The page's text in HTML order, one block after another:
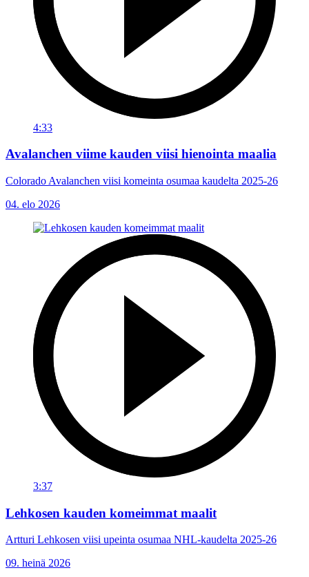
4:33
Avalanchen viime kauden viisi hienointa maalia
Colorado Avalanchen viisi komeinta osumaa kaudelta 2025-26
04. elo 2026
3:37
Lehkosen kauden komeimmat maalit
Artturi Lehkosen viisi upeinta osumaa NHL-kaudelta 2025-26
09. heinä 2026